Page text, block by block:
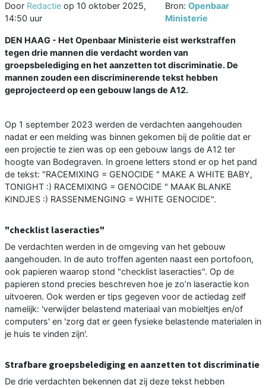
Door Redactie op 10 oktober 2025,
14:50 uur
Bron: Openbaar
Ministerie
DEN HAAG - Het Openbaar Ministerie eist werkstraffen
tegen drie mannen die verdacht worden van
groepsbelediging en het aanzetten tot discriminatie. De
mannen zouden een discriminerende tekst hebben
geprojecteerd op een gebouw langs de A12.
Op 1 september 2023 werden de verdachten aangehouden
nadat er een melding was binnen gekomen bij de politie dat er
een projectie te zien was op een gebouw langs de A12 ter
hoogte van Bodegraven. In groene letters stond er op het pand
de tekst: "RACEMIXING = GENOCIDE " MAKE A WHITE BABY,
TONIGHT :) RACEMIXING = GENOCIDE " MAAK BLANKE
KINDJES :) RASSENMENGING = WHITE GENOCIDE".
"checklist laseracties"
De verdachten werden in de omgeving van het gebouw
aangehouden. In de auto troffen agenten naast een portofoon,
ook papieren waarop stond "checklist laseracties". Op de
papieren stond precies beschreven hoe je zo’n laseractie kon
uitvoeren. Ook werden er tips gegeven voor de actiedag zelf
namelijk: 'verwijder belastend materiaal van mobieltjes en/of
computers' en 'zorg dat er geen fysieke belastende materialen in
je huis te vinden zijn'.
Strafbare groepsbelediging en aanzetten tot discriminatie
De drie verdachten bekennen dat zij deze tekst hebben